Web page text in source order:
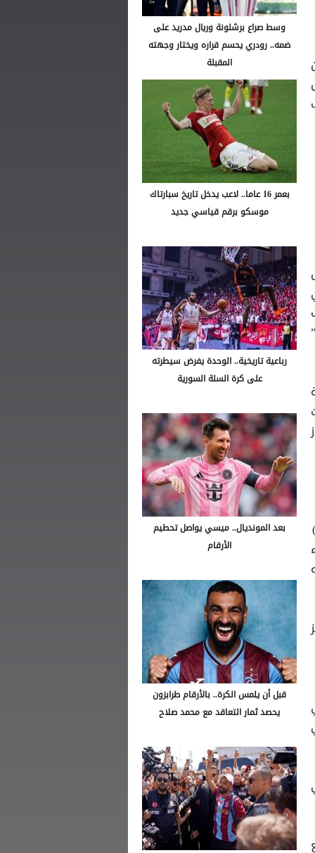
2026 عن
ليحجز
وسط صراع برشلونة وريال مدريد على
ضمه.. رودري يحسم قراره ويختار وجهته
المقبلة
بعمر 16 عاما.. لاعب يدخل تاريخ سبارتاك
موسكو برقم قياسي جديد
رباعية تاريخية.. الوحدة يفرض سيطرته
على كرة السلة السورية
بعد المونديال.. ميسي يواصل تحطيم
الأرقام
قبل أن يلمس الكرة.. بالأرقام طرابزون
يحصد ثمار التعاقد مع محمد صلاح